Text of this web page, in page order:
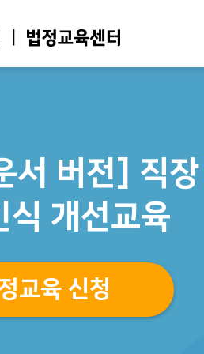
서 버전] 직
식 개선교육
교육 신청